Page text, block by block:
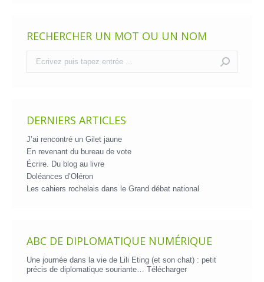
RECHERCHER UN MOT OU UN NOM
DERNIERS ARTICLES
J’ai rencontré un Gilet jaune
En revenant du bureau de vote
Écrire. Du blog au livre
Doléances d’Oléron
Les cahiers rochelais dans le Grand débat national
ABC DE DIPLOMATIQUE NUMÉRIQUE
Une journée dans la vie de Lili Eting (et son chat) : petit
précis de diplomatique souriante… Télécharger